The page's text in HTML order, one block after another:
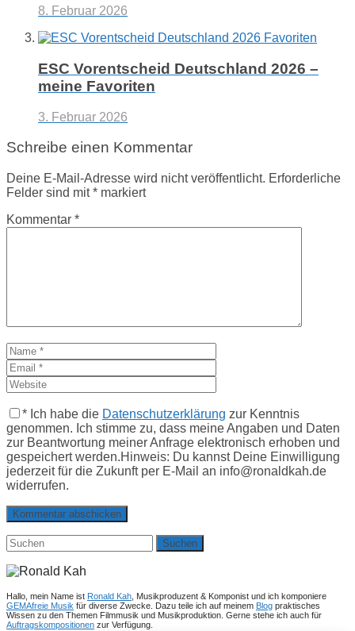
8. Februar 2026
ESC Vorentscheid Deutschland 2026 –
meine Favoriten
3. Februar 2026
Schreibe einen Kommentar
Deine E-Mail-Adresse wird nicht veröffentlicht. Erforderliche
Felder sind mit* markiert
Kommentar *
* Ich habe die Datenschutzerklärung zur Kenntnis
genommen. Ich stimme zu, dass meine Angaben und Daten
zur Beantwortung meiner Anfrage elektronisch erhoben und
gespeichert werden.Hinweis: Du kannst Deine Einwilligung
jederzeit für die Zukunft per E-Mail an info@ronaldkah.de
widerrufen.
Suchen
nach:
Hallo, mein Name ist Ronald Kah , Musikproduzent & Komponist und ich komponiere
GEMAfreie Musik für diverse Zwecke. Dazu teile ich auf meinem Blog praktisches
Wissen zu den Themen Filmmusik und Musikproduktion. Gerne stehe ich auch für
Auftragskompositionen zur Verfügung.